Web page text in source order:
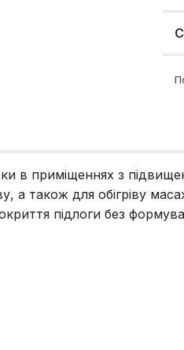
в приміщеннях з
а також для обігріву
підлоги без